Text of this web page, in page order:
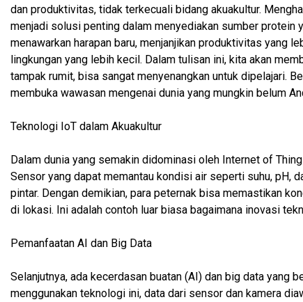
dan produktivitas, tidak terkecuali bidang akuakultur.
menjadi solusi penting dalam menyediakan sumber protein
menawarkan harapan baru, menjanjikan produktivitas yang
lingkungan yang lebih kecil. Dalam tulisan ini, kita akan
tampak rumit, bisa sangat menyenangkan untuk dipelajari.
membuka wawasan mengenai dunia yang mungkin belum
Teknologi IoT dalam Akuakultur
Dalam dunia yang semakin didominasi oleh Internet of
Sensor yang dapat memantau kondisi air seperti suhu,
pintar. Dengan demikian, para peternak bisa memastikan
di lokasi. Ini adalah contoh luar biasa bagaimana inovasi
Pemanfaatan AI dan Big Data
Selanjutnya, ada kecerdasan buatan (AI) dan big data yang
menggunakan teknologi ini, data dari sensor dan kamera